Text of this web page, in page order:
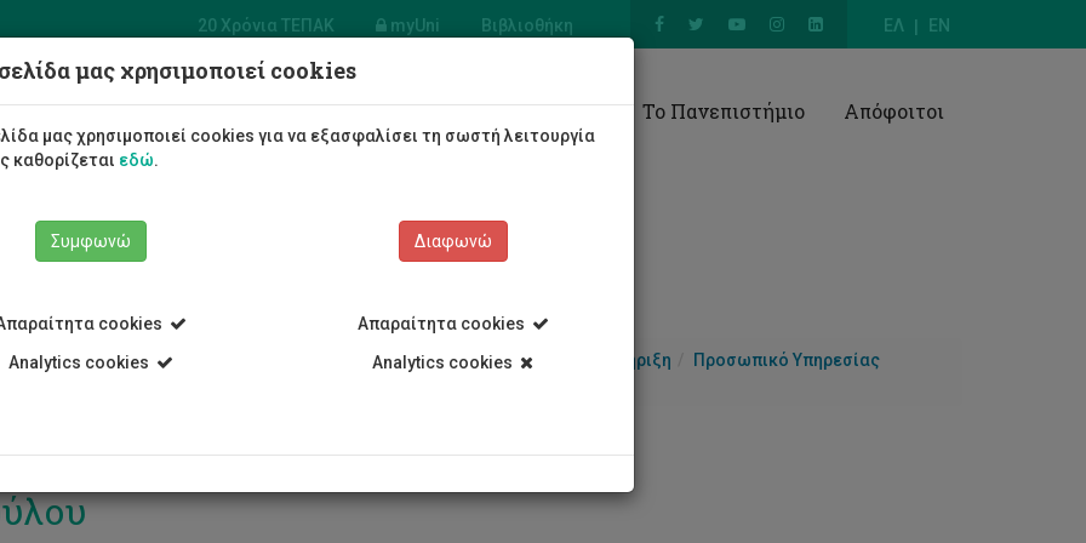
ΕΛ EN
20 Χρόνια ΤΕΠΑΚ myUni Βιβλιοθήκη
Συστημάτων
και
Φοιτητές/τριες Σπουδές Έρευνα Το Πανεπιστήμιο Απόφοιτοι
Υπηρεσία Συστημάτων Πληροφορικής και Τεχνολογίας Υποστήριξη
Προσωπικό Υπηρεσίας
μας χρησιμοποιεί cookies
μας χρησιμοποιεί cookies για να εξασφαλίσει τη σωστή λειτουργία
καθορίζεται εδώ.
Συμφωνώ
cookies
Analytics cookies
Διαφωνώ
Απαραίτητα cookies
Analytics cookies